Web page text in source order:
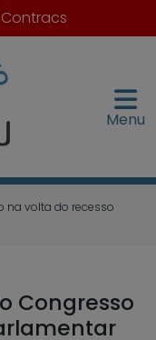
Contracs
Menu
na volta do recesso
Congresso